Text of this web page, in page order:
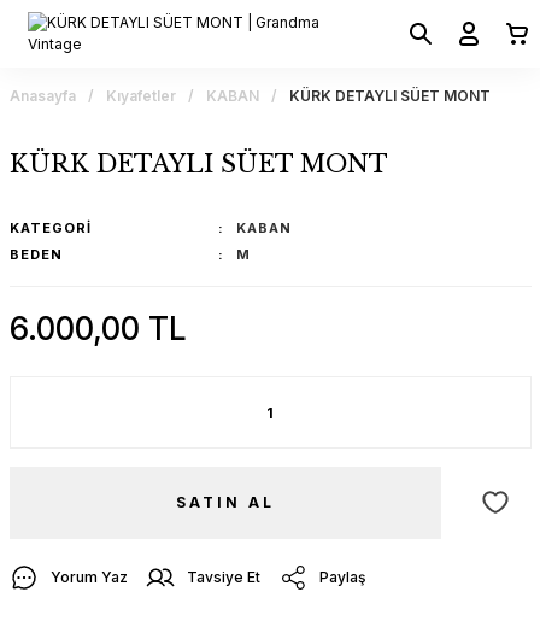
Anasayfa Kıyafetler KABAN KÜRK DETAYLI SÜET MONT
KÜRK DETAYLI SÜET MONT
KATEGORI
KABAN
BEDEN
M
6.000,00 TL
SATIN AL
Yorum Yaz Tavsiye Et Paylaş